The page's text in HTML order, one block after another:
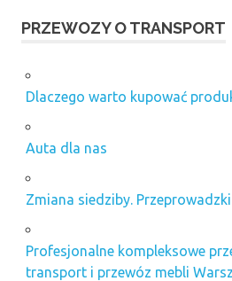
PRZEWOZY O TRANSPORT
Dlaczego warto kupować
Auta dla nas
Zmiana siedziby.
Profesjonalne kompleksowe
transport i przewóz mebli